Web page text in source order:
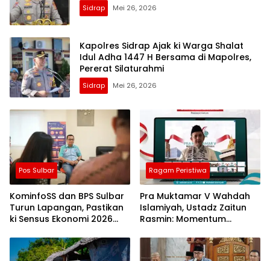
Sidrap Mei 26, 2026
Kapolres Sidrap Ajak ki Warga Shalat
Idul Adha 1447 H Bersama di Mapolres,
Pererat Silaturahmi
Sidrap Mei 26, 2026
Pos Sulbar
KominfoSS dan BPS Sulbar
Turun Lapangan, Pastikan
ki Sensus Ekonomi 2026
Akurat
Ragam Peristiwa
Pra Muktamar V Wahdah
Islamiyah, Ustadz Zaitun
Rasmin: Momentum
Evaluasi Perjalanan
Dakwah